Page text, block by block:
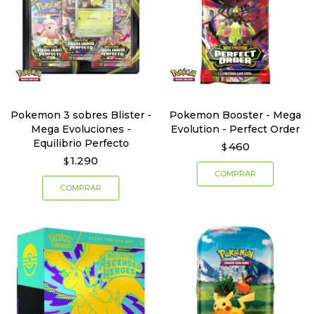
Pokemon 3 sobres Blister -
Mega Evoluciones -
Equilibrio Perfecto
$ 1.290
Pokemon Booster - Mega
Evolution - Perfect Order
$ 460